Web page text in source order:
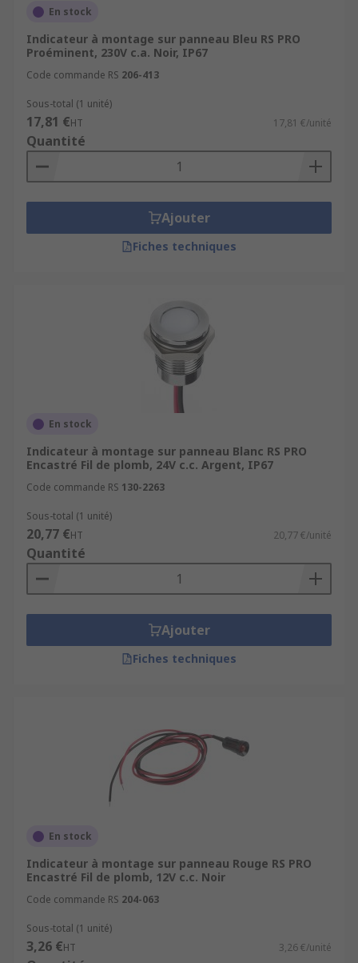
En stock
Indicateur à montage sur panneau Bleu RS PRO
Proéminent, 230V c.a. Noir, IP67
Code commande RS 206-413
Sous-total (1 unité)
17,81 €HT 17,81 €/unité
Quantité
Ajouter
Fiches techniques
En stock
Indicateur à montage sur panneau Blanc RS PRO
Encastré Fil de plomb, 24V c.c. Argent, IP67
Code commande RS 130-2263
Sous-total (1 unité)
20,77 €HT 20,77 €/unité
Quantité
Ajouter
Fiches techniques
En stock
Indicateur à montage sur panneau Rouge RS PRO
Encastré Fil de plomb, 12V c.c. Noir
Code commande RS 204-063
Sous-total (1 unité)
3,26 €HT 3,26 €/unité